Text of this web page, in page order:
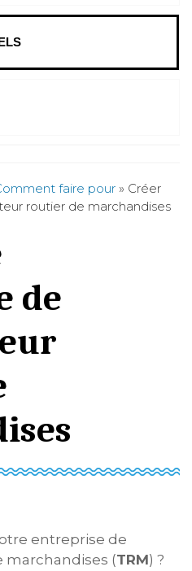
faire pour » Créer
routier de marchandises
de
entreprise de
(TRM) ?